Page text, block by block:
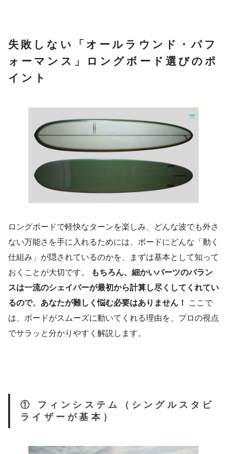
失敗しない「オールラウンド・パフ
ォーマンス」ロングボード選びのポ
イント
ロングボードで軽快なターンを楽しみ、どんな波でも外さ
ない万能さを手に入れるためには、ボードにどんな「動く
仕組み」が隠されているのかを、まずは基本として知って
おくことが大切です。
もちろん、細かいパーツのバラン
スは一流のシェイパーが最初から計算し尽くしてくれてい
るので、あなたが難しく悩む必要はありません！
ここで
は、ボードがスムーズに動いてくれる理由を、プロの視点
でサラッと分かりやすく解説します。
① フィンシステム（シングルスタビ
ライザーが基本）